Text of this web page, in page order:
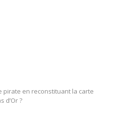
pirate en reconstituant la carte
d’Or ?